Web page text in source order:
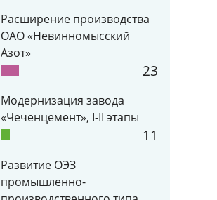
Расширение производства
ОАО «Невинномысский
Азот»
23
Модернизация завода
«Чеченцемент», I-II этапы
11
Развитие ОЭЗ
промышленно-